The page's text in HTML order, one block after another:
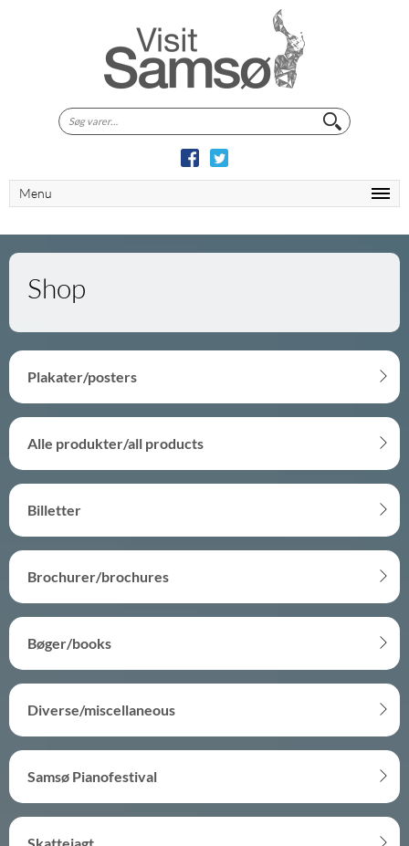
Søg
efter:
Menu
Shop
Plakater/posters
Alle produkter/all products
Billetter
Brochurer/brochures
Bøger/books
Diverse/miscellaneous
Samsø Pianofestival